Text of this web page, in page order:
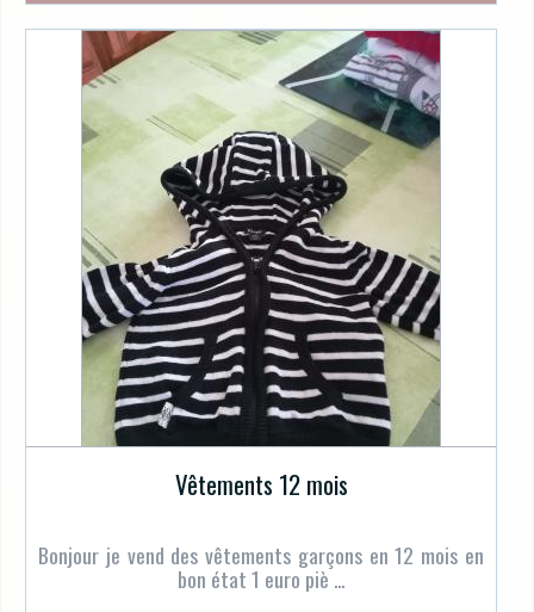
Vêtements 12 mois
Bonjour je vend des vêtements garçons en 12 mois en
bon état 1 euro piè ...